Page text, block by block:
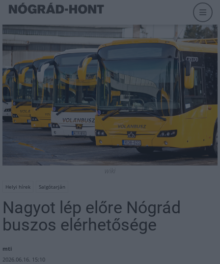
wiki
Helyi hírek Salgótarján
Nagyot lép előre Nógrád
buszos elérhetősége
mti
2026.06.16. 15:10